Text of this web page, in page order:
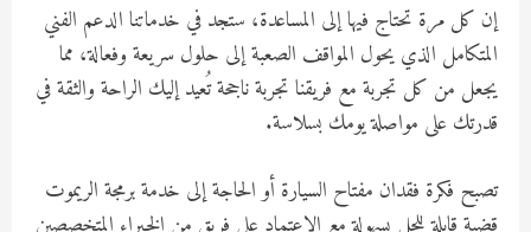
إن كل مرة تحتاج فيها إلى المساعدة، ستجد في خدماتنا الدعم الفني
المتكامل الذي يحول المواقف الصعبة إلى حلول سريعة وفعالة، مما
يجعل من كل تجربة مع فريقنا تجربة ناجحة تُعيد إليك الراحة والثقة في
قدرتك على مواصلة يومك بسلاسة.
تصبح فكرة فقدان مفتاح السيارة أو الحاجة إلى خدمة برمجة الريموت